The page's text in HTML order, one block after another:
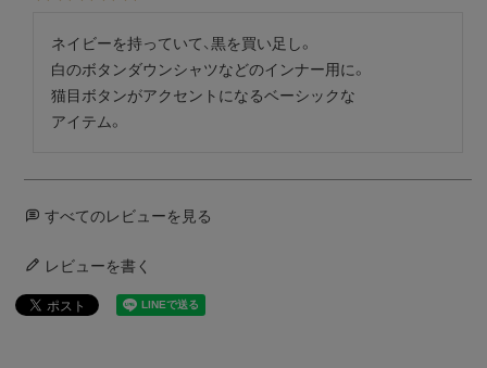
ネイビーを持っていて、黒を買い足し。
白のボタンダウンシャツなどのインナー用に。
猫目ボタンがアクセントになるベーシックな
アイテム。
すべてのレビューを見る
レビューを書く